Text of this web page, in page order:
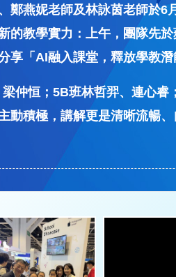
鄭燕妮老師及林詠茵老師於
的教學實力：上午，團隊先
「AI融入課堂，釋放學教潛
仲恒；5B班林哲羿、連心
動積極，講解更是清晰流暢